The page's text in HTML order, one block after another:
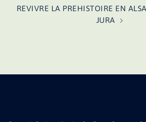
REVIVRE LA PREHISTOIRE EN
JURA